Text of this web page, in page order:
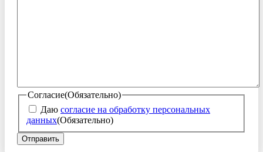
Согласие(Обязательно)
Даю согласие на обработку персональных
данных(Обязательно)